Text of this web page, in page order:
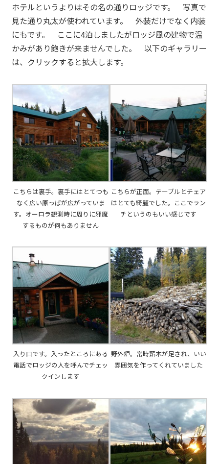
ホテルというよりはその名の通りロッジです。 写真で
見た通り丸太が使われています。 外装だけでなく内装
にもです。 ここに4泊しましたがロッジ風の建物で温
かみがあり飽きが来ませんでした。 以下のギャラリー
は、クリックすると拡大します。
こちらは裏手。裏手にはとてつも
なく広い原っぱが広がっていま
す。オーロラ観測時に周りに邪魔
するものが何もありません
こちらが正面。テーブルとチェア
はとても綺麗でした。ここでラン
チというのもいい感じです
入り口です。入ったところにある
電話でロッジの人を呼んでチェッ
クインします
野外炉。常時薪木が足され、いい
雰囲気を作ってくれていました